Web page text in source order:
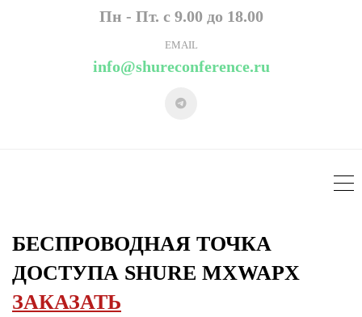
Пн - Пт. с 9.00 до 18.00
EMAIL
info@shureconference.ru
БЕСПРОВОДНАЯ ТОЧКА
ДОСТУПА SHURE MXWAPX
ЗАКАЗАТЬ